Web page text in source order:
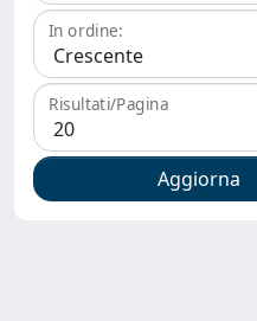
In ordine:
Risultati/Pagina